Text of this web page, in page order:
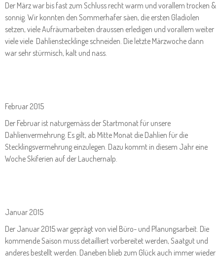
Der März war bis fast zum Schluss recht warm und vorallem trocken &
sonnig. Wir konnten den Sommerhafer säen, die ersten Gladiolen
setzen, viele Aufräumarbeiten draussen erledigen und vorallem weiter
viele viele Dahlienstecklinge schneiden. Die letzte Märzwoche dann
war sehr stürmisch, kalt und nass.
Februar 2015
Der Februar ist naturgemäss der Startmonat für unsere
Dahlienvermehrung. Es gilt, ab Mitte Monat die Dahlien für die
Stecklingsvermehrung einzulegen. Dazu kommt in diesem Jahr eine
Woche Skiferien auf der Lauchernalp.
Januar 2015
Der Januar 2015 war geprägt von viel Büro- und Planungsarbeit. Die
kommende Saison muss detailliert vorbereitet werden, Saatgut und
anderes bestellt werden. Daneben blieb zum Glück auch immer wieder